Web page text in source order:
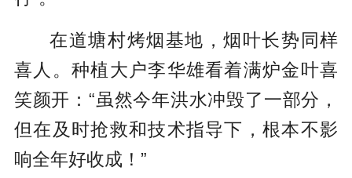
在道塘村烤烟基地，烟叶长势同样
喜人。种植大户李华雄看着满炉金叶喜
笑颜开：“虽然今年洪水冲毁了一部分，
但在及时抢救和技术指导下，根本不影
响全年好收成！”